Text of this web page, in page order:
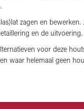
zagen en bewerken.
en de uitvoering.
voor deze
waar helemaal geen